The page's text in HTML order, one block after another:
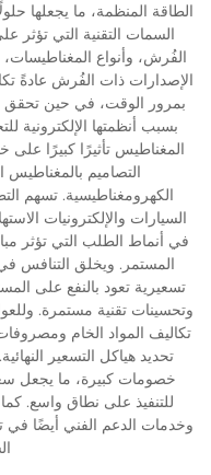
الطاقة المنظمة، ما يجعلها
السمات التقنية التي
الفُرش، وأنواع المغناطيسات،
الإصدارات ذات الفُرش عادةً
بمرور الوقت، في حين تحقق
بسبب أنظمتها الإلكترونية
المغناطيس تأثيرًا كبيرًا على
التصاميم بالمغناطيس
الكهرومغناطيسية. تسهم
السيارات والإلكترونيات
في أنماط الطلب التي تؤثر
المستمر. ويخلق التنافس
تسعيرية تعود بالنفع على
وتحسينات تقنية مستمرة.
تكاليف المواد الخام
تحديد هياكل التسعير
خصومات كبيرة، ما يجعل
للتنفيذ على نطاق واسع.
وخدمات الدعم الفني أيضًا في